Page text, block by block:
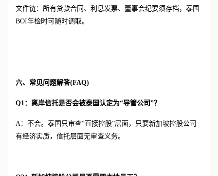
文件链：所有贷款合同、利息发票、董事会纪要须存档，泰国
BOI年检时可随时调取。
六、常见问题解答(FAQ)
Q1：离岸信托是否会被泰国认定为“导管公司”？
A：不会。泰国只审查“直接控股”层面，只要新加坡控股公司
有经济实质，信托层面无审查义务。